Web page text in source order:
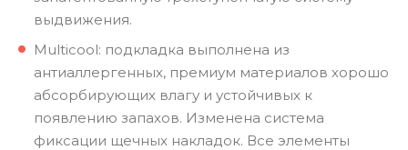
выдвижения.
Multicool: подкладка выполнена из
антиаллергенных, премиум материалов хорошо
абсорбирующих влагу и устойчивых к
появлению запахов. Изменена система
фиксации щечных накладок. Все элементы